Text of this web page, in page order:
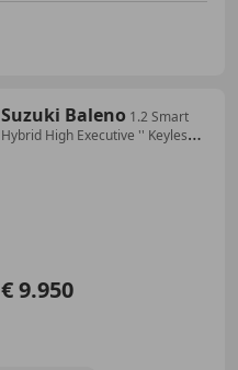
Suzuki Baleno 1.2 Smart
Hybrid High Executive '' Keyless
€ 9.950